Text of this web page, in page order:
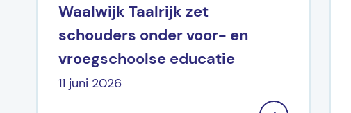
Waalwijk Taalrijk zet
schouders onder voor- en
vroegschoolse educatie
11 juni 2026